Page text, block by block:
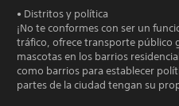
• Distritos y política
¡No te conformes con ser un
tráfico, ofrece transporte público
mascotas en los barrios
como barrios para establecer
partes de la ciudad tengan su